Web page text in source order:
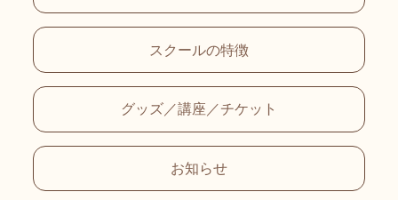
スクールの特徴
グッズ／講座／チケット
お知らせ